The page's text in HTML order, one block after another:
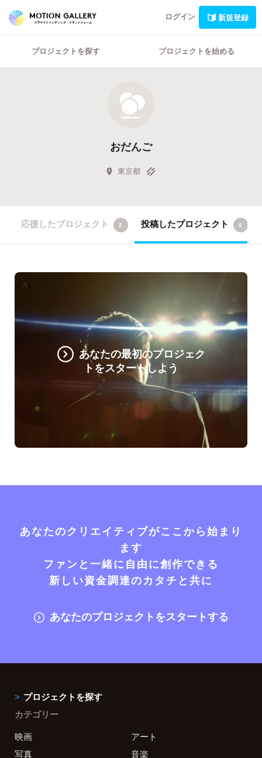
ログイン 新規登録
プロジェクトを探す プロジェクトを始める
おだんご
東京都
応援したプロジェクト 2 投稿したプロジェクト 0
あなたの最初のプロジェク
トをスタートしよう
あなたのクリエイティブがここから始まり
ます
ファンと一緒に自由に創作できる
新しい資金調達のカタチと共に
あなたのプロジェクトをスタートする
プロジェクトを探す
カテゴリー
映画
アート
写真
音楽